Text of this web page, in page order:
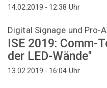
14.02.2019 - 12:38 Uhr
Digital Signage und Pro-
ISE 2019: Comm-
der LED-Wände"
13.02.2019 - 16:04 Uhr